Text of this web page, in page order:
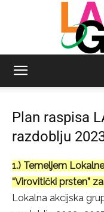
Plan raspisa
razdoblju
1.) Temeljem
“Virovitički prsten”
Lokalna akcijska